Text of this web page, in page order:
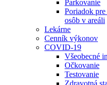
Parkovanie
Poriadok
osôb v areáli
Lekárne
Cenník výkonov
COVID-19
Všeobecné
Očkovanie
Testovanie
Zdravotná